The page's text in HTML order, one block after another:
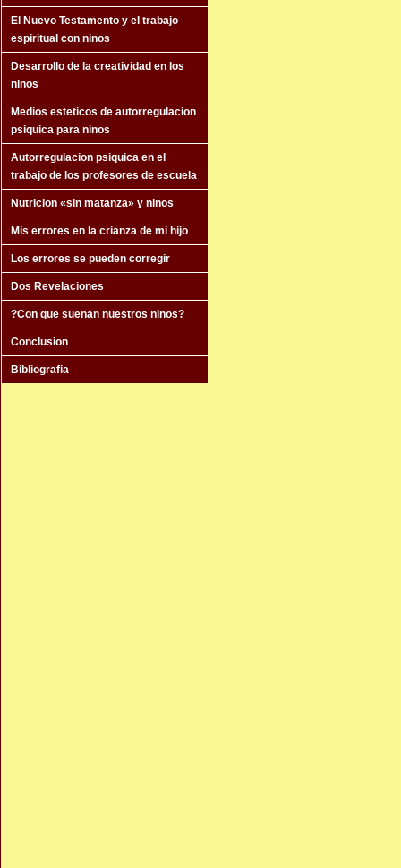
El Nuevo Testamento y el trabajo
espiritual con ninos
Desarrollo de la creatividad en los
ninos
Medios esteticos de autorregulacion
psiquica para ninos
Autorregulacion psiquica en el
trabajo de los profesores de escuela
Nutricion «sin matanza» y ninos
Mis errores en la crianza de mi hijo
Los errores se pueden corregir
Dos Revelaciones
?Con que suenan nuestros ninos?
Conclusion
Bibliografia